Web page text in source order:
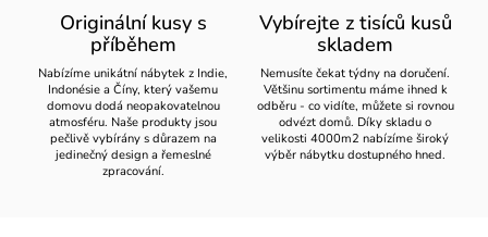
Originální kusy s
příběhem
Nabízíme unikátní nábytek z Indie,
Indonésie a Číny, který vašemu
domovu dodá neopakovatelnou
atmosféru. Naše produkty jsou
pečlivě vybírány s důrazem na
jedinečný design a řemeslné
zpracování.
Vybírejte z tisíců kusů
skladem
Nemusíte čekat týdny na doručení.
Většinu sortimentu máme ihned k
odběru - co vidíte, můžete si rovnou
odvézt domů. Díky skladu o
velikosti 4000m2 nabízíme široký
výběr nábytku dostupného hned.